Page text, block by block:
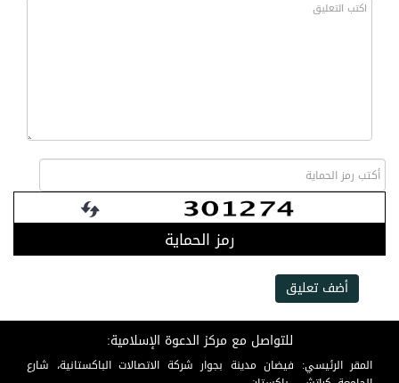
رمز الحماية
أضف تعليق
للتواصل مع مركز الدعوة الإسلامية:
المقر الرئيسي: فيضان مدينة بجوار شركة الاتصالات الباكستانية، شارع